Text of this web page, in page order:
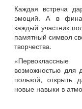
Каждая встреча
эмоций. А в
каждый участник
памятный символ
творчества.
возможностью для
пользой, открыть
новые навыки в